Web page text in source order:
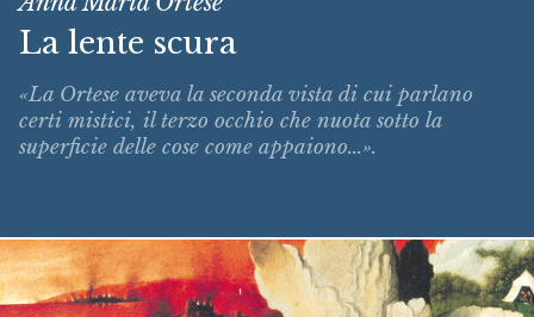
La lente scura
«La Ortese aveva la seconda vista di cui parlano
certi mistici, il terzo occhio che nuota sotto la
superficie delle cose come appaiono...».